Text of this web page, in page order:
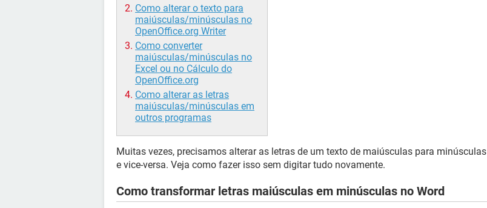
Como alterar o texto para
maiúsculas/minúsculas no
OpenOffice.org Writer
Como converter
maiúsculas/minúsculas no
Excel ou no Cálculo do
OpenOffice.org
Como alterar as letras
maiúsculas/minúsculas em
outros programas
Muitas vezes, precisamos alterar as letras de um texto de maiúsculas para minúsculas
e vice-versa. Veja como fazer isso sem digitar tudo novamente.
Como transformar letras maiúsculas em minúsculas no Word